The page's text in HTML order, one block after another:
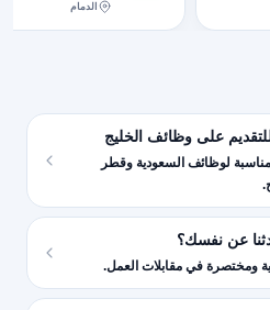
الدمام
لوظائف السعودية وقطر
عن نفسك؟
ومختصرة في مقابلات العمل.